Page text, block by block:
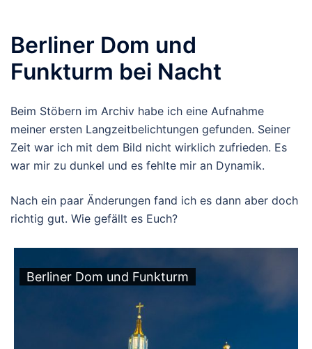
Berliner Dom und
Funkturm bei Nacht
Beim Stöbern im Archiv habe ich eine Aufnahme
meiner ersten Langzeitbelichtungen gefunden. Seiner
Zeit war ich mit dem Bild nicht wirklich zufrieden. Es
war mir zu dunkel und es fehlte mir an Dynamik.
Nach ein paar Änderungen fand ich es dann aber doch
richtig gut. Wie gefällt es Euch?
Berliner Dom und Funkturm